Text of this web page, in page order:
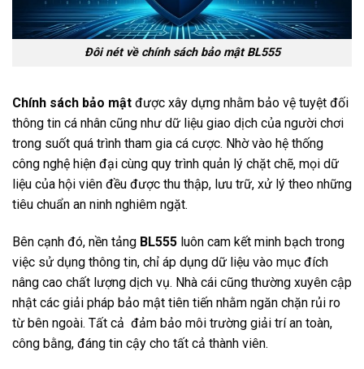
Đôi nét về chính sách bảo mật BL555
Chính sách bảo mật được xây dựng nhằm bảo vệ tuyệt đối
thông tin cá nhân cũng như dữ liệu giao dịch của người chơi
trong suốt quá trình tham gia cá cược. Nhờ vào hệ thống
công nghệ hiện đại cùng quy trình quản lý chặt chẽ, mọi dữ
liệu của hội viên đều được thu thập, lưu trữ, xử lý theo những
tiêu chuẩn an ninh nghiêm ngặt.
Bên cạnh đó, nền tảng BL555 luôn cam kết minh bạch trong
việc sử dụng thông tin, chỉ áp dụng dữ liệu vào mục đích
nâng cao chất lượng dịch vụ. Nhà cái cũng thường xuyên cập
nhật các giải pháp bảo mật tiên tiến nhằm ngăn chặn rủi ro
từ bên ngoài. Tất cả đảm bảo môi trường giải trí an toàn,
công bằng, đáng tin cậy cho tất cả thành viên.